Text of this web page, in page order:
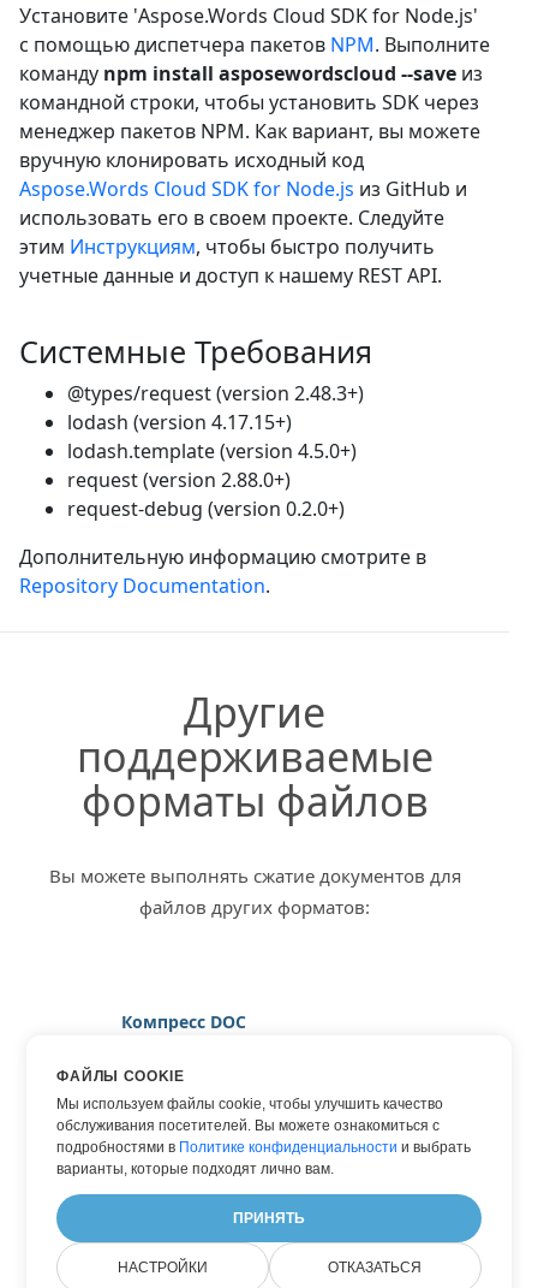
Установите 'Aspose.Words Cloud SDK for Node.js'
с помощью диспетчера пакетов NPM. Выполните
команду npm install asposewordscloud --save из
командной строки, чтобы установить SDK через
менеджер пакетов NPM. Как вариант, вы можете
вручную клонировать исходный код
Aspose.Words Cloud SDK for Node.js из GitHub и
использовать его в своем проекте. Следуйте
этим Инструкциям, чтобы быстро получить
учетные данные и доступ к нашему REST API.
Системные Требования
@types/request (version 2.48.3+)
lodash (version 4.17.15+)
lodash.template (version 4.5.0+)
request (version 2.88.0+)
request-debug (version 0.2.0+)
Дополнительную информацию смотрите в
Repository Documentation.
Другие
поддерживаемые
форматы файлов
Вы можете выполнять сжатие документов для
файлов других форматов:
Компресс DOC
Компресс HTML
Компресс JPG
Компресс PDF
Компресс WORD
ФАЙЛЫ COOKIE
Мы используем файлы cookie, чтобы улучшить качество
обслуживания посетителей. Вы можете ознакомиться с
подробностями в Политике конфиденциальности и выбрать
варианты, которые подходят лично вам.
ПРИНЯТЬ
НАСТРОЙКИ ОТКАЗАТЬСЯ